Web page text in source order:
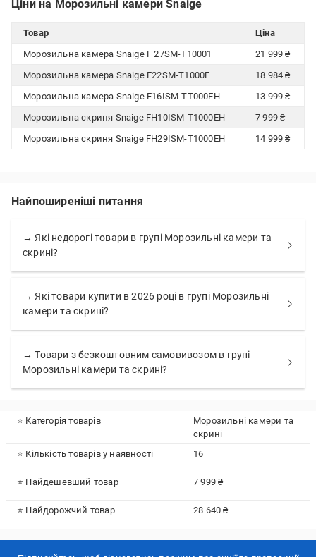
Ціни на Морозильні камери Snaige
Товар
Ціна
Морозильна камера Snaige F 27SM-T10001
21 999 ₴
Морозильна камера Snaige F22SM-T1000E
18 984 ₴
Морозильна камера Snaige F16ISM-TT000EH
13 999 ₴
Морозильна скриня Snaige FH10ISM-T1000EH
7 999 ₴
Морозильна скриня Snaige FH29ISM-T1000EH
14 999 ₴
Найпоширеніші питання
→ Які недорогі товари в групі Морозильні камери та
скрині?
→ Які товари купити в 2026 році в групі Морозильні
камери та скрині?
→ Товари з безкоштовним самовивозом в групі
Морозильні камери та скрині?
⭐ Категорія товарів
Морозильні камери та
скрині
⭐ Кількість товарів у наявності
16
⭐ Найдешевший товар 7 999 ₴
⭐ Найдорожчий товар 28 640 ₴